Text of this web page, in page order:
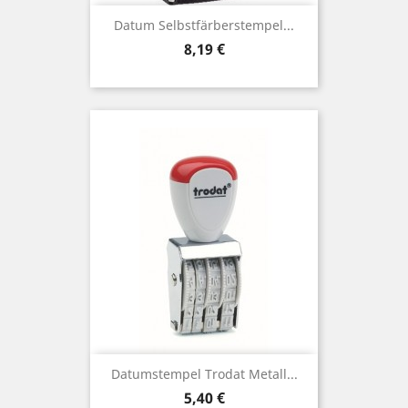
Datum Selbstfärberstempel...
Preis
8,19 €
Datumstempel Trodat Metall...
Preis
5,40 €